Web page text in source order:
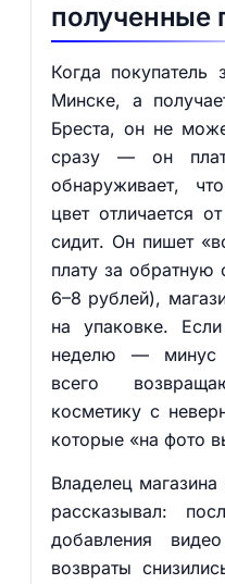
полученные
Когда покупатель
Минске, а
Бреста, он не
сразу — он
обнаруживает,
цвет отличается
сидит. Он пишет
плату за обратную
6–8 рублей),
на упаковке.
неделю — минус
всего
косметику с
которые «на фото
Владелец
рассказывал:
добавления
возвраты